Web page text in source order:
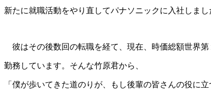
新たに就職活動をやり直してパナソニックに入社しまし
彼はその後数回の転職を経て、現在、時価総額世界第
勤務しています。 そんな竹原君から、
「僕が歩いてきた道のりが、もし後輩の皆さんの役に